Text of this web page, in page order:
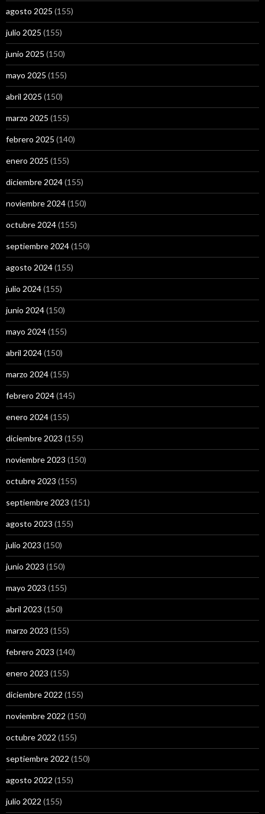
agosto 2025 (155)
julio 2025 (155)
junio 2025 (150)
mayo 2025 (155)
abril 2025 (150)
marzo 2025 (155)
febrero 2025 (140)
enero 2025 (155)
diciembre 2024(155)
noviembre 2024(150)
octubre 2024(155)
septiembre 2024(150)
agosto 2024(155)
julio 2024(155)
junio 2024(150)
mayo 2024(155)
abril 2024(150)
marzo 2024(155)
febrero 2024(145)
enero 2024(155)
diciembre 2023 (155)
noviembre 2023 (150)
octubre 2023 (155)
septiembre 2023 (151)
agosto 2023 (155)
julio 2023 (150)
junio 2023 (150)
mayo 2023 (155)
abril 2023 (150)
marzo 2023 (155)
febrero 2023 (140)
enero 2023 (155)
diciembre 2022 (155)
noviembre 2022 (150)
octubre 2022 (155)
septiembre 2022 (150)
agosto 2022 (155)
julio 2022 (155)